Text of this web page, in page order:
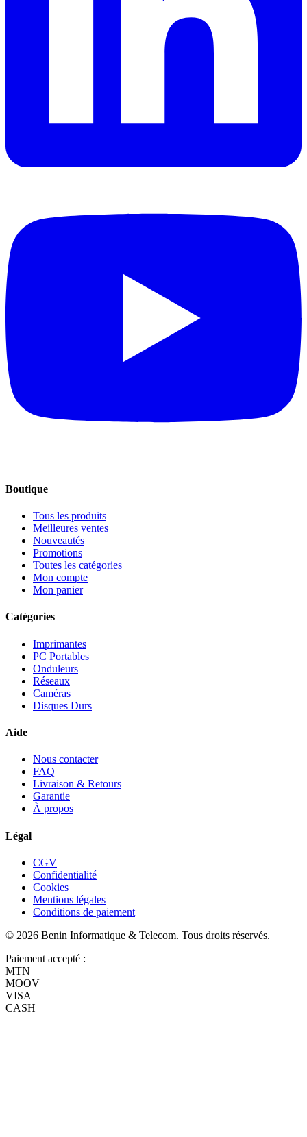
Boutique
Tous les produits
Meilleures ventes
Nouveautés
Promotions
Toutes les catégories
Mon compte
Mon panier
Catégories
Imprimantes
PC Portables
Onduleurs
Réseaux
Caméras
Disques Durs
Aide
Nous contacter
FAQ
Livraison & Retours
Garantie
À propos
Légal
CGV
Confidentialité
Cookies
Mentions légales
Conditions de paiement
© 2026 Benin Informatique & Telecom. Tous droits réservés.
Paiement accepté :
MTN
MOOV
VISA
CASH